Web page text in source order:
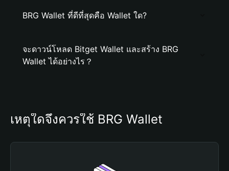
BRG Wallet ที่ดีที่สุดคือ Wallet ใด?
จะดาวน์โหลด Bitget Wallet และสร้าง BRG
Wallet ได้อย่างไร？
เหตุใดจึงควรใช้ BRG Wallet